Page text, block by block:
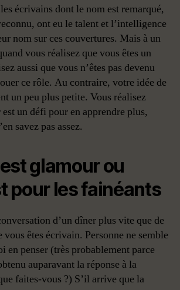
écrivains dont le nom est remarqué,
ont eu le talent et l’intelligence
nom sur ces couvertures. Mais à un
vous réalisez que vous êtes un
aussi que vous n’êtes pas devenu
ce rôle. Au contraire, votre idée de
un peu plus petite. Vous réalisez
est un défi pour en apprendre plus,
savez pas assez.
glamour ou
pour les fainéants
d’un dîner plus vite que de
vous êtes écrivain. Personne ne semble
en penser (très probablement parce
auparavant la réponse à la
faites-vous ?) S’il arrive que la